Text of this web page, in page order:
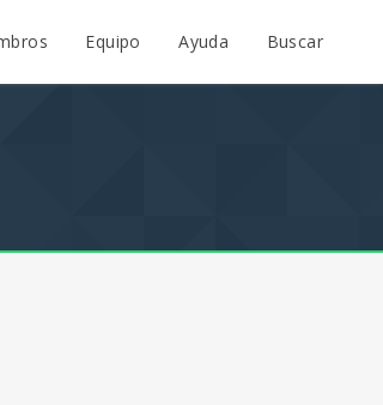
Equipo Ayuda Buscar